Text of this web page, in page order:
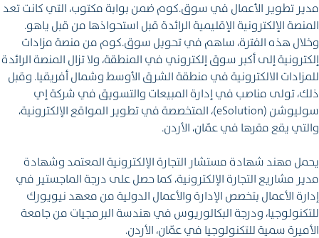
مدير تطوير الأعمال في سوق.كوم ضمن بوابة مكتوب، التي كانت تعد
المنصة الإلكترونية الإقليمية الرائدة قبل استحواذها من قبل ياهو.
وخلال هذه الفترة، ساهم في تحويل سوق.كوم من منصة مزادات
إلكترونية إلى أكبر سوق إلكتروني في المنطقة، ولا تزال المنصة الرائدة
للمزادات الالكترونية في منطقة الشرق الأوسط وشمال أفريقيا. وقبل
ذلك، تولى مناصب في إدارة المبيعات والتسويق في شركة إي
سوليوشن (eSolution)، المتخصصة في تطوير المواقع الإلكترونية،
والتي يقع مقرها في عمّان، الأردن.
يحمل مهند شهادة مستشار التجارة الإلكترونية المعتمد وشهادة
مدير مشاريع التجارة الإلكترونية، كما حصل على درجة الماجستير في
إدارة الأعمال بتخصص الإدارة والأعمال الدولية من معهد نيويورك
للتكنولوجيا، ودرجة البكالوريوس في هندسة البرمجيات من جامعة
الأميرة سمية للتكنولوجيا في عمّان، الأردن.